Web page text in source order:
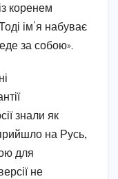
коренем
ім’я набуває
за собою».
знали як
на Русь,
для
не